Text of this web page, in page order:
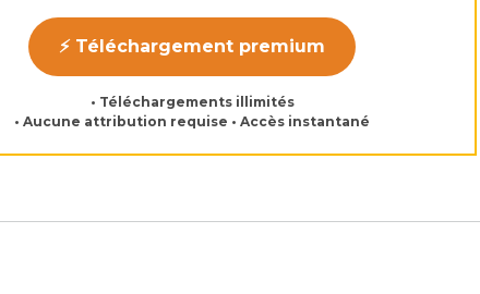
⚡ Téléchargement premium
• Téléchargements illimités
• Aucune attribution requise • Accès instantané